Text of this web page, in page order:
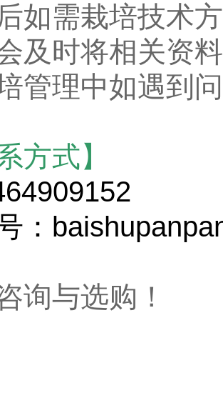
如需栽培技术
及时将相关资
管理中如遇到
方式】
：
询与选购！